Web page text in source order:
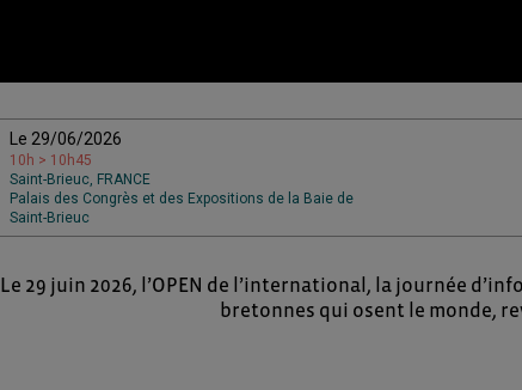
Le 29/06/2026
10h > 10h45
Saint-Brieuc, FRANCE
Palais des Congrès et des Expositions de la Baie de
Saint-Brieuc
Le 29 juin 2026, l’OPEN de l’international, la journée
bretonnes qui osent le monde,